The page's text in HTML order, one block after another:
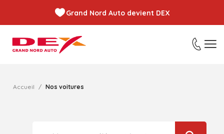
Grand Nord Auto devient DEX
Accueil Nos voitures